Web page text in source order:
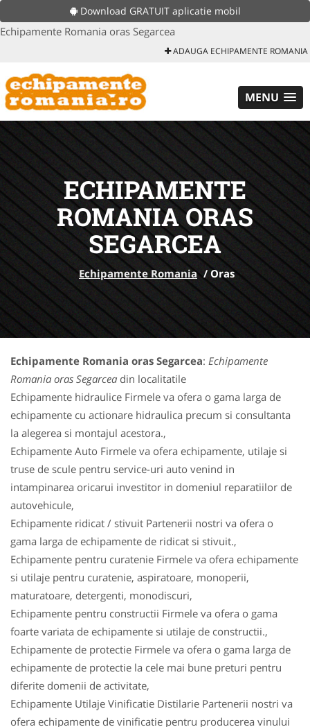
Download GRATUIT aplicatie mobil
Echipamente Romania oras Segarcea
ADAUGA ECHIPAMENTE ROMANIA
MENU
ECHIPAMENTE
ROMANIA ORAS
SEGARCEA
Echipamente Romania / Oras
Echipamente Romania oras Segarcea: Echipamente
Romania oras Segarcea din localitatile
Echipamente hidraulice Firmele va ofera o gama larga de
echipamente cu actionare hidraulica precum si consultanta
la alegerea si montajul acestora.,
Echipamente Auto Firmele va ofera echipamente, utilaje si
truse de scule pentru service-uri auto venind in
intampinarea oricarui investitor in domeniul reparatiilor de
autovehicule,
Echipamente ridicat / stivuit Partenerii nostri va ofera o
gama larga de echipamente de ridicat si stivuit.,
Echipamente pentru curatenie Firmele va ofera echipamente
si utilaje pentru curatenie, aspiratoare, monoperii,
maturatoare, detergenti, monodiscuri,
Echipamente pentru constructii Firmele va ofera o gama
foarte variata de echipamente si utilaje de constructii.,
Echipamente de protectie Firmele va ofera o gama larga de
echipamente de protectie la cele mai bune preturi pentru
diferite domenii de activitate,
Echipamente Utilaje Vinificatie Distilarie Partenerii nostri va
ofera echipamente de vinificatie pentru producerea vinului